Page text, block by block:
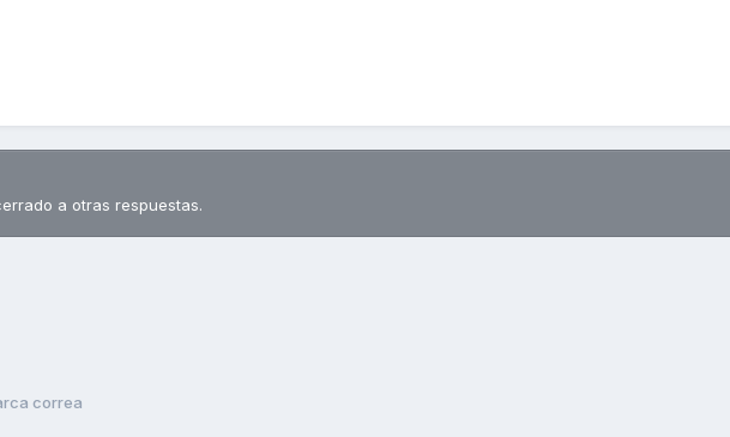
a otras respuestas.
correa